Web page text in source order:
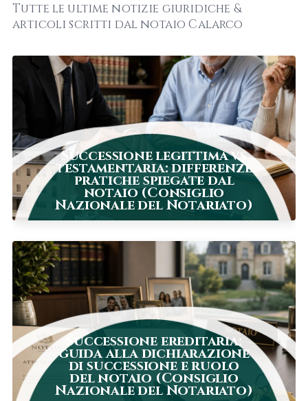
Tutte le ultime notizie giuridiche &
articoli scritti dal notaio Calarco
Successione legittima vs
testamentaria: differenze
pratiche spiegate dal
notaio (Consiglio
Nazionale del Notariato)
Successione ereditaria:
guida alla dichiarazione
di successione e ruolo
del notaio (Consiglio
Nazionale del Notariato)